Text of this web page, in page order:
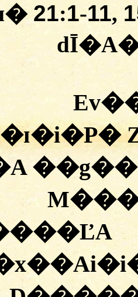
21:1-11,
�